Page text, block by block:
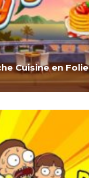
Cuisine en Folie